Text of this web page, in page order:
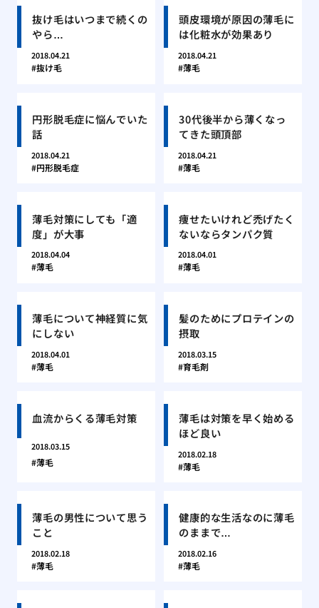
抜け毛はいつまで続くの
やら…
2018.04.21
抜け毛
頭皮環境が原因の薄毛に
は化粧水が効果あり
2018.04.21
薄毛
円形脱毛症に悩んでいた
話
2018.04.21
円形脱毛症
30代後半から薄くなっ
てきた頭頂部
2018.04.21
薄毛
薄毛対策にしても「適
度」が大事
2018.04.04
薄毛
痩せたいけれど禿げたく
ないならタンパク質
2018.04.01
薄毛
薄毛について神経質に気
にしない
2018.04.01
薄毛
髪のためにプロテインの
摂取
2018.03.15
育毛剤
血流からくる薄毛対策
2018.03.15
薄毛
薄毛は対策を早く始める
ほど良い
2018.02.18
薄毛
薄毛の男性について思う
こと
2018.02.18
薄毛
健康的な生活なのに薄毛
のままで…
2018.02.16
薄毛